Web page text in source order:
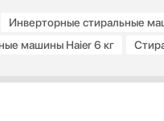
Инверторные стиральные
машины Haier 6 кг